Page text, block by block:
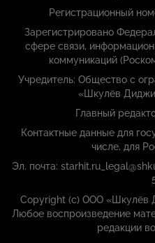
Регистрационный
Зарегистрировано
сфере связи,
коммуникаций
Учредитель: Общество с
«Шкулёв
Главный
Контактные данные для
числе, для
Эл. почта:
Copyright (с) ООО «Шкулёв
Любое воспроизведение
редакции